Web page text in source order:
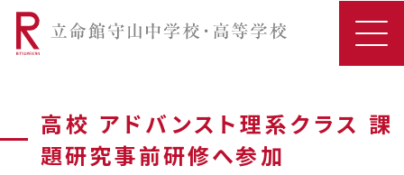
高校 アドバンスト理系クラス 課
題研究事前研修へ参加